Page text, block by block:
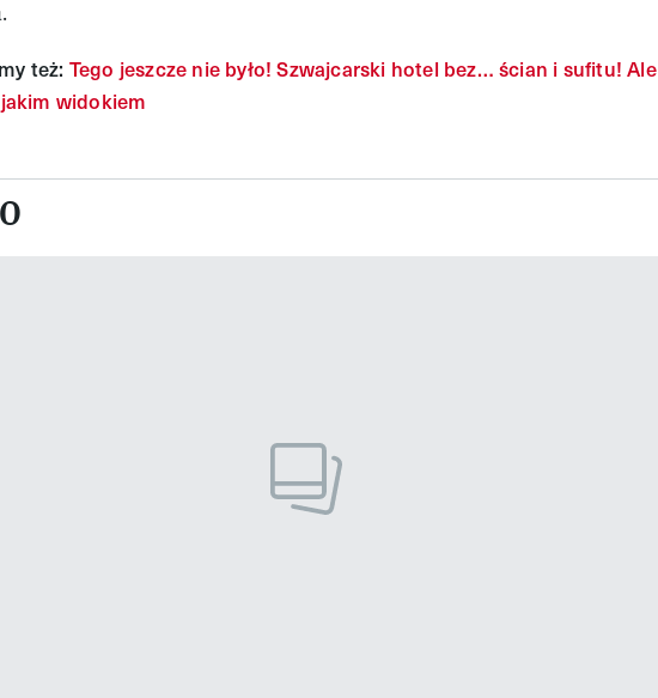
też: Tego jeszcze nie było! Szwajcarski hotel bez… ścian i sufitu! Ale
widokiem